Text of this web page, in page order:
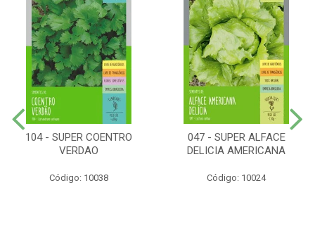
104 - SUPER COENTRO
VERDAO
Código: 10038
047 - SUPER ALFACE
DELICIA AMERICANA
Código: 10024